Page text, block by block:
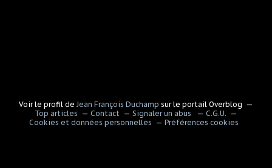
Voir le profil de Jean François Duchamp sur le portail Overblog
Top articles
Contact Signaler un abus
C.G.U.
Cookies et données personnelles
Préférences cookies